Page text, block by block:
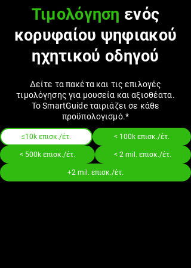
Τιμολόγηση ενός
κορυφαίου ψηφιακού
ηχητικού οδηγού
Δείτε τα πακέτα και τις επιλογές
τιμολόγησης για μουσεία και αξιοθέατα.
Το SmartGuide ταιριάζει σε κάθε
προϋπολογισμό.*
≤10k επισκ./έτ. < 100k επισκ./έτ.
< 500k επισκ./έτ. < 2 mil. επισκ./έτ.
+2 mil. επισκ./έτ.